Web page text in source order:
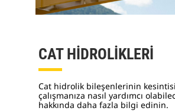
CAT HİDROLİKLERİ
Cat hidrolik bileşenlerinin
çalışmanıza nasıl yardımcı
hakkında daha fazla bilgi edinin.